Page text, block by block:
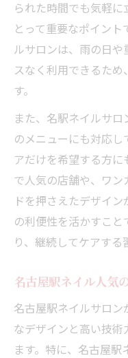
ネイル好き
は
名古屋駅ネ
ネイル選び
ネイル安い
コスパ抜群
ネイルも満
術
名古屋ネイ
トレンドデザイ
名駅ネイル
ネイル人気
訣
られた時間でも気軽
とって重要なポイン
ルサロンは、雨の日
スなく利用できるた
す。
また、名駅ネイルサ
のメニューにも対応
アだけを希望する方に
で人気の店舗や、ワ
ドを押さえたデザイ
の利便性を活かすこ
り、継続してケアする
名古屋駅ネイル人気
名古屋駅ネイルサロ
なデザインと高い技術
ます。特に、名古屋